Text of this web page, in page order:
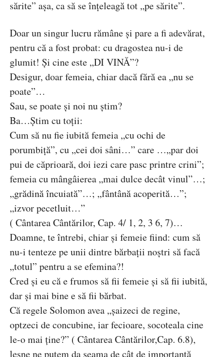
sărite” așa, ca să se înțeleagă tot „pe sărite”.
Doar un singur lucru rămâne și pare a fi adevărat,
pentru că a fost probat: cu dragostea nu-i de
glumit! Și cine este „DI VINĂ”?
Desigur, doar femeia, chiar dacă fără ea „nu se
poate”…
Sau, se poate și noi nu știm?
Ba…Știm cu toții:
Cum să nu fie iubită femeia „cu ochi de
porumbiță”, cu „cei doi sâni…” care …„par doi
pui de căprioară, doi iezi care pasc printre crini”;
femeia cu mângâierea „mai dulce decât vinul”…;
„grădină încuiată”…; „fântână acoperită…”;
„izvor pecetluit…”
( Cântarea Cântărilor, Cap. 4/ 1, 2, 3 6, 7)…
Doamne, te întrebi, chiar și femeie fiind: cum să
nu-i tenteze pe unii dintre bărbații noștri să facă
„totul” pentru a se efemina?!
Cred și eu că e frumos să fii femeie și să fii iubită,
dar și mai bine e să fii bărbat.
Că regele Solomon avea „șaizeci de regine,
optzeci de concubine, iar fecioare, socoteala cine
le-o mai ține?” ( Cântarea Cântărilor,Cap. 6.8),
lesne ne putem da seama de cât de importantă